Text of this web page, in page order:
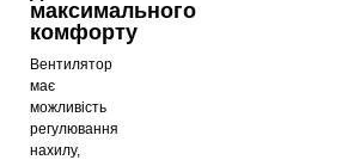
максимального
комфорту
Вентилятор
має
можливість
регулювання
нахилу,